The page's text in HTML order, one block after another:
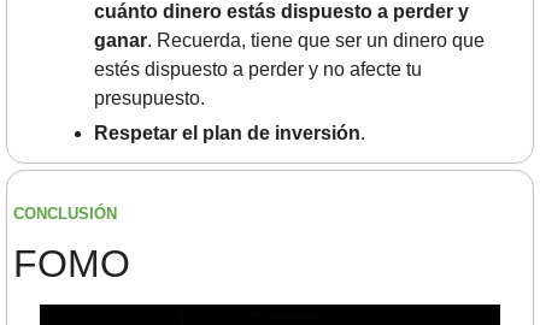
cuánto dinero estás dispuesto a perder y
ganar. Recuerda, tiene que ser un dinero que
estés dispuesto a perder y no afecte tu
presupuesto.
Respetar el plan de inversión.
CONCLUSIÓN
FOMO